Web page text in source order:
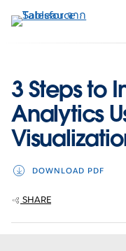
ไป
3 Steps to
Analytics
DOWNLOAD PDF
SHARE